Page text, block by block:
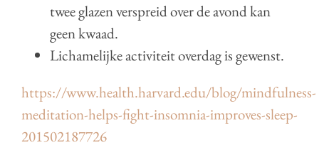
twee glazen verspreid over de avond kan
geen kwaad.
Lichamelijke activiteit overdag is gewenst.
https://www.health.harvard.edu/blog/mindfulness-
meditation-helps-fight-insomnia-improves-sleep-
201502187726